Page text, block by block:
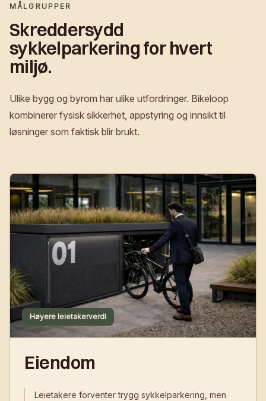
MÅLGRUPPER
Skreddersydd
sykkelparkering for hvert
miljø.
Ulike bygg og byrom har ulike utfordringer. Bikeloop
kombinerer fysisk sikkerhet, appstyring og innsikt til
løsninger som faktisk blir brukt.
Høyere leietakerverdi
Eiendom
Leietakere forventer trygg sykkelparkering, men